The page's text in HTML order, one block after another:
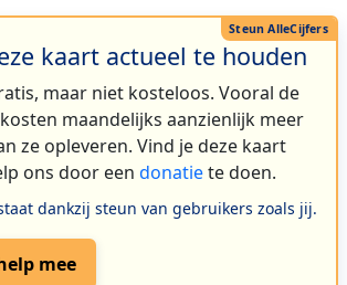
kaart actueel te houden
maar niet kosteloos. Vooral de
maandelijks aanzienlijk meer
ze opleveren. Vind je deze kaart
ons door een donatiete doen.
dankzij steun van gebruikers zoals jij.
mee